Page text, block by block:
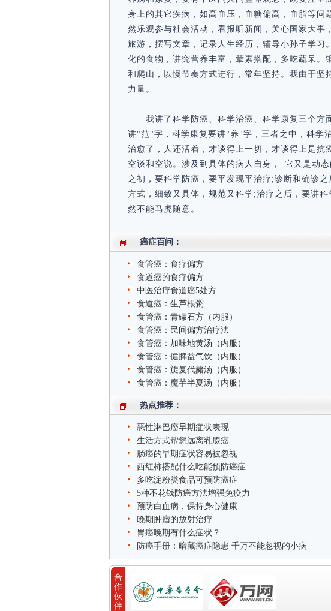
身上的其它疾病，如高血压，血糖偏高，血脂等问
然乐观参与社会活动，看报听新闻，关心国家大事
旅游，撰写文章，记录人生经历，辅导小孙子学习
化的食物，讲究营养丰富，荤素搭配，多吃蔬呆
和爬山，以慢节奏方式进行，常年坚持。我由于坚
力量。
我讲了科学防癌、科学治癌、科学康复三个
讲"范"字，科学康复要讲"养"字，三者之中，科学
治愈了，人还活着，才谈得上一切，才谈得上是抗
空谈和空说。涉及到具体的病人自身， 它又是动
之初，要科学防癌，要平发现平治疗;诊断和确诊
方式，细致又具体，规范又科学;治疗之后，要讲
然不能马虎随意。
癌症百问：
食管癌：食疗偏方
食道癌的食疗偏方
中医治疗食道癌5处方
食道癌：生芦根粥
食管癌：青礞石方（内服）
食管癌：民间偏方治疗法
食管癌：加味地黄汤（内服）
食管癌：健脾益气饮（内服）
食管癌：旋复代赭汤（内服）
食管癌：魔芋半夏汤（内服）
热点推荐：
恶性淋巴癌早期症状表现
生活方式帮您远离乳腺癌
肠癌的早期症状容易被忽视
西红柿搭配什么吃能预防癌症
多吃淀粉类食品可预防癌症
5种不花钱防癌方法增强免疫力
预防白血病，保持身心健康
晚期肿瘤的放射治疗
胃癌晚期有什么症状？
防癌手册：暗藏癌症隐患 千万不能忽视的小病
合
作
伙
伴